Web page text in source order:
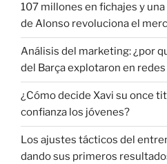
107 millones en fichajes y
de Alonso revoluciona el
Análisis del marketing: ¿por
del Barça explotaron en
¿Cómo decide Xavi su once
confianza los jóvenes?
Los ajustes tácticos del
dando sus primeros